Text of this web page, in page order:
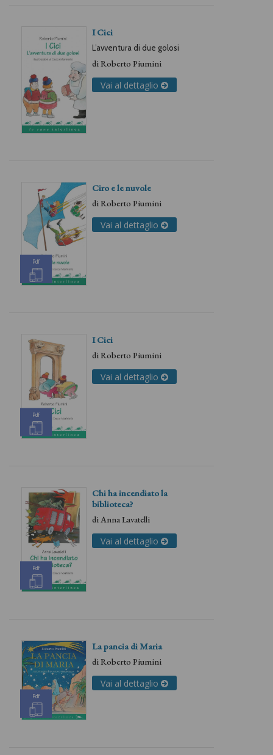
I Cici
L’avventura di due golosi
diRoberto Piumini
Vai al dettaglio
Pdf
Ciro e le nuvole
diRoberto Piumini
Vai al dettaglio
Pdf
I Cici
diRoberto Piumini
Vai al dettaglio
Pdf
Chi ha incendiato la
biblioteca?
diAnna Lavatelli
Vai al dettaglio
Pdf
La pancia di Maria
diRoberto Piumini
Vai al dettaglio